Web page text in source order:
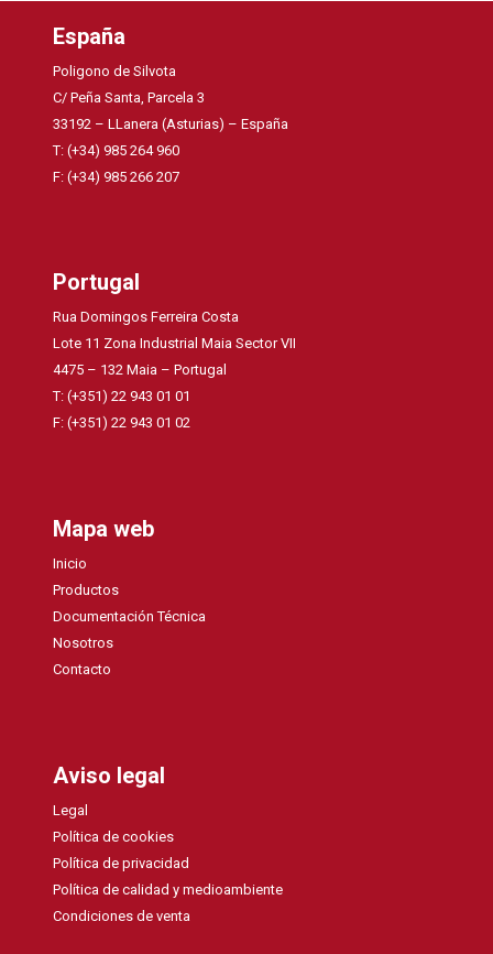
España
Poligono de Silvota
C/ Peña Santa, Parcela 3
33192 – LLanera (Asturias) – España
T: (+34) 985 264 960
F: (+34) 985 266 207
Portugal
Rua Domingos Ferreira Costa
Lote 11 Zona Industrial Maia Sector VII
4475 – 132 Maia – Portugal
T: (+351) 22 943 01 01
F: (+351) 22 943 01 02
Mapa web
Inicio
Productos
Documentación Técnica
Nosotros
Contacto
Aviso legal
Legal
Política de cookies
Política de privacidad
Política de calidad y medioambiente
Condiciones de venta